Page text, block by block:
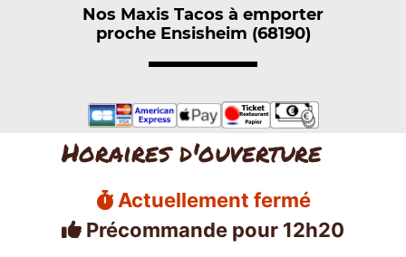
Nos Maxis Tacos à emporter
proche Ensisheim (68190)
Horaires d'ouverture
Actuellement fermé
Précommande pour 12h20